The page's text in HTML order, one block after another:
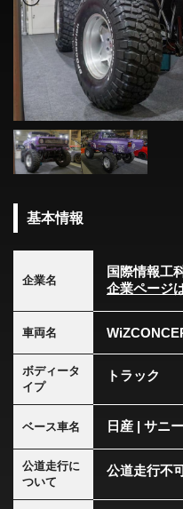
基本情報
企業名
国際情報工
企業ページ
車両名
ボディータ
イプ
トラック
ベース車名 日産 | サニ
公道走行に
ついて
公道走行不